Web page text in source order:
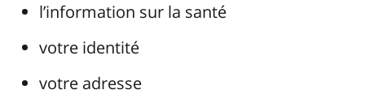
l’information sur la santé
votre identité
votre adresse